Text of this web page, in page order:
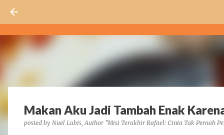
Makan Aku Jadi Tambah Enak
posted by Nuel Lubis, Author "Misi Terakhir Rafael: Cinta Tak Pernah